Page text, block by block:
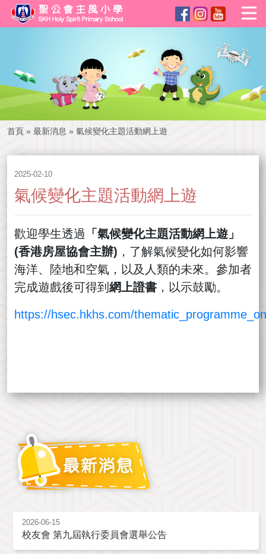
首頁 » 最新消息 » 氣候變化主題活動網上遊
2025-02-10
氣候變化主題活動網上遊
歡迎學生透過 「氣候變化主題活動網上遊」
(香港房屋協會主辦) ，了解氣候變化如何影響
海洋、陸地和空氣，以及人類的未來。參加者
完成遊戲後可得到 網上證書 ，以示鼓勵。
https://hsec.hkhs.com/
2026-06-15
校友會 第九屆執行委員會選舉公告